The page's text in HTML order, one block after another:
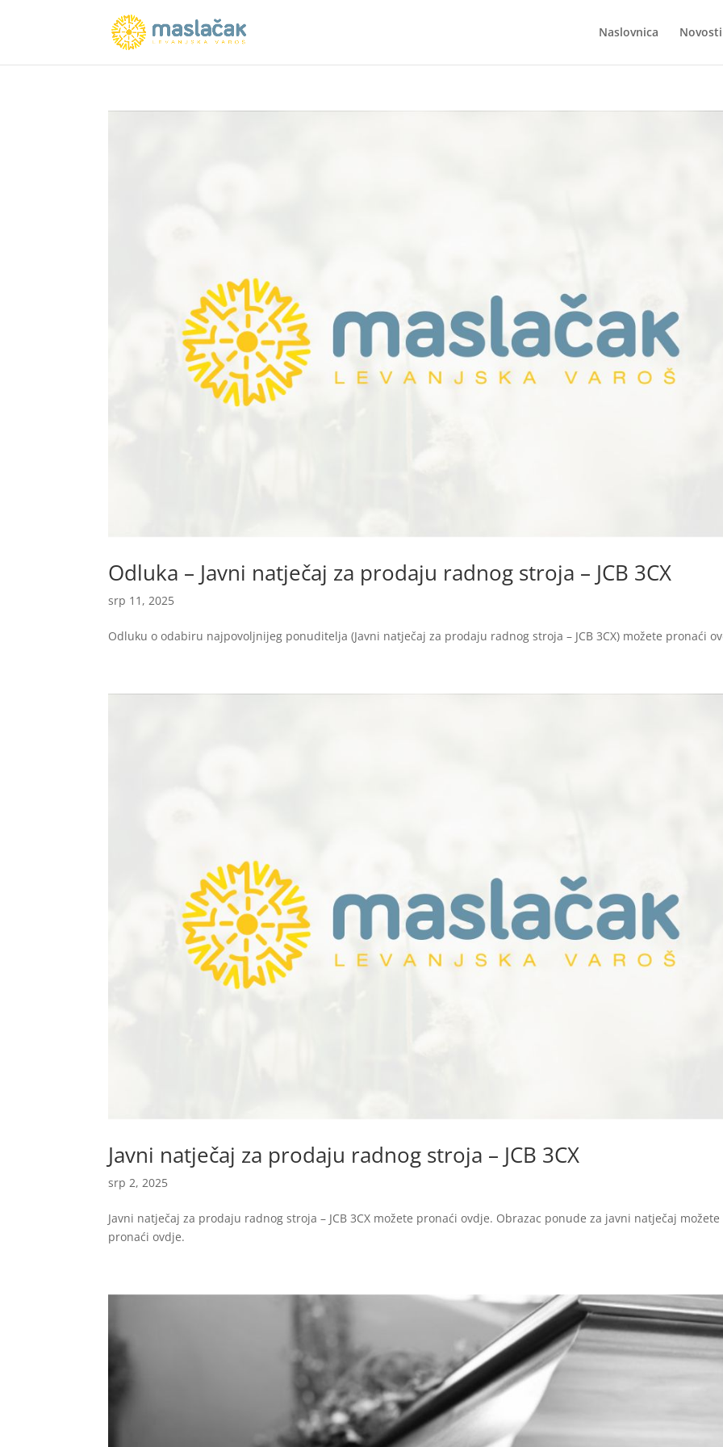
Naslovnica Novosti
Odluka – Javni natječaj za prodaju radnog stroja – JCB 3CX
srp 11, 2025
Odluku o odabiru najpovoljnijeg ponuditelja (Javni natječaj za prodaju radnog stroja – JCB 3CX) možete pronaći
Javni natječaj za prodaju radnog stroja – JCB 3CX
srp 2, 2025
Javni natječaj za prodaju radnog stroja – JCB 3CX možete pronaći ovdje. Obrazac ponude za javni natječaj možete
pronaći ovdje.